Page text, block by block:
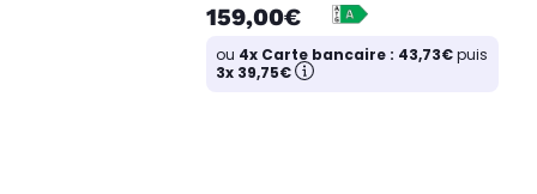
159,00€
ou 4x Carte bancaire : 43,73€puis
3x 39,75€